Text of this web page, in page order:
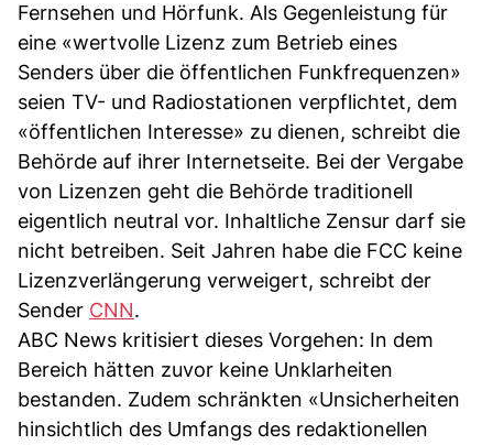
Fernsehen und Hörfunk. Als Gegenleistung für
eine «wertvolle Lizenz zum Betrieb eines
Senders über die öffentlichen Funkfrequenzen»
seien TV- und Radiostationen verpflichtet, dem
«öffentlichen Interesse» zu dienen, schreibt die
Behörde auf ihrer Internetseite. Bei der Vergabe
von Lizenzen geht die Behörde traditionell
eigentlich neutral vor. Inhaltliche Zensur darf sie
nicht betreiben. Seit Jahren habe die FCC keine
Lizenzverlängerung verweigert, schreibt der
Sender CNN.
ABC News kritisiert dieses Vorgehen: In dem
Bereich hätten zuvor keine Unklarheiten
bestanden. Zudem schränkten «Unsicherheiten
hinsichtlich des Umfangs des redaktionellen